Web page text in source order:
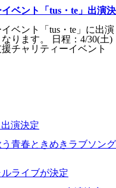
ベント「tus・te」出演決
ベント「tus・te」に出演
ります。 日程：4/30(土)
チャリティーイベント
出演決定
青春ときめきラブソング
ライブが決定